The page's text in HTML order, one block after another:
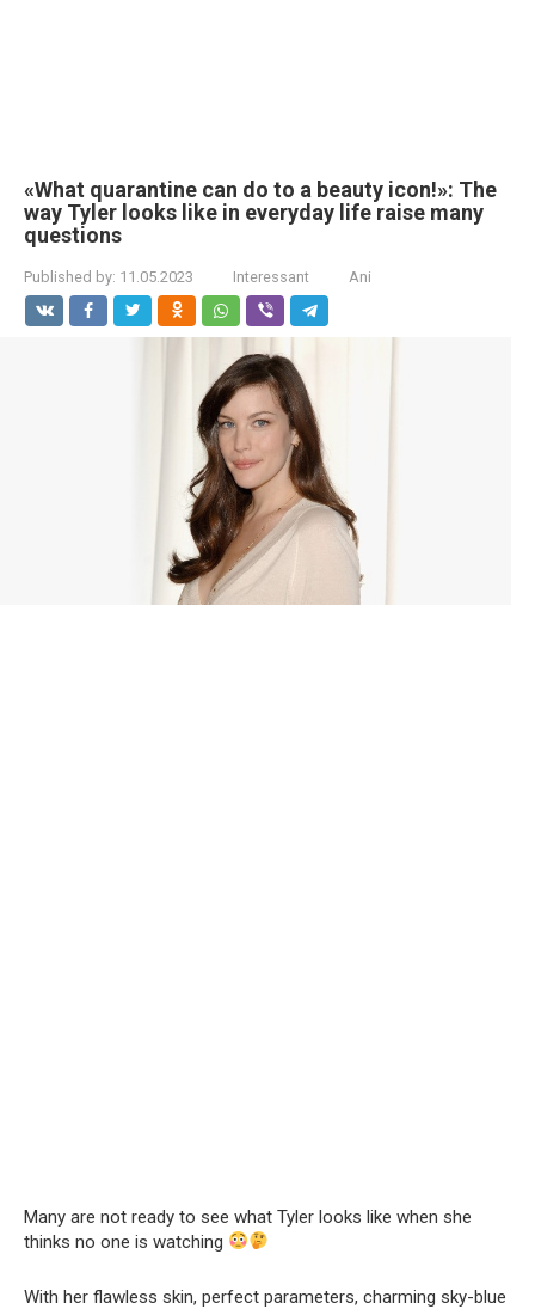
«What quarantine can do to a beauty icon!»: The
way Tyler looks like in everyday life raise many
questions
Published by: 11.05.2023 Interessant Ani
Many are not ready to see what Tyler looks like when she
thinks no one is watching
With her flawless skin, perfect parameters, charming sky-blue